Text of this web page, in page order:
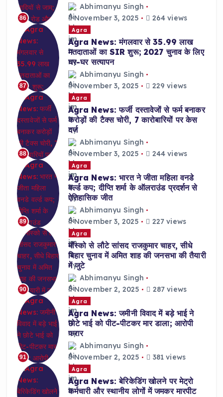
86
Abhimanyu Singh
November 3, 2025
264 views
87
Agra
Agra News: मंगलवार से 35.99 लाख
मतदाताओं का SIR शुरू; 2027 चुनाव के लिए
घर-घर सत्यापन
Abhimanyu Singh
November 3, 2025
229 views
88
Agra
Agra News: फर्जी दस्तावेजों से फर्म बनाकर
करोड़ों की टैक्स चोरी, 7 कारोबारियों पर केस
दर्ज
Abhimanyu Singh
November 3, 2025
244 views
89
Agra
Agra News: भारत ने जीता महिला वनडे
वर्ल्ड कप; दीप्ति शर्मा के ऑलराउंड प्रदर्शन से
ऐतिहासिक जीत
Abhimanyu Singh
November 3, 2025
227 views
90
Agra
मॉस्को से लौटे सांसद राजकुमार चाहर, सीधे
बिहार चुनाव में अमित शाह की जनसभा की तैयारी
में जुटे
Abhimanyu Singh
November 2, 2025
287 views
91
Agra
Agra News: जमीनी विवाद में बड़े भाई ने
छोटे भाई को पीट-पीटकर मार डाला; आरोपी
फरार
Abhimanyu Singh
November 2, 2025
381 views
Agra
Agra News: बेरिकेडिंग खोलने पर मेट्रो
कर्मचारी और स्थानीय लोगों में जमकर मारपीट